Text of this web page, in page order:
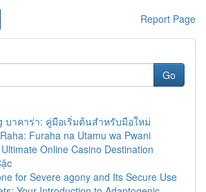
Report Page
Go
บาคาร่า: คู่มือเริ่มต้นสำหรับมือใหม่
Furaha na Utamu wa Pwani
Online Casino Destination
for Severe agony and Its Secure Use